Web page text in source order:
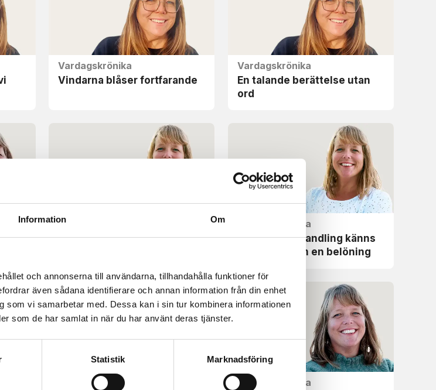
Information Om
och annonserna till användarna, tillhandahålla funktioner för
även sådana identifierare och annan information från din enhet
som vi samarbetar med. Dessa kan i sin tur kombinera informationen
som de har samlat in när du har använt deras tjänster.
Statistik Marknadsföring
Vardagskrönika
Vindarna blåser fortfarande
Vardagskrönika
En talande berättelse utan
ord
Vardagskrönika
Se det som en timeout
Vardagskrönika
En osjälvisk handling känns
inte alltid som en belöning
Krönika
Vardagskrönika